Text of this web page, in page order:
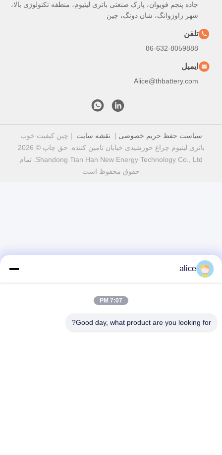
جاده پنجم فویوان، پارک صنعتی باتری لیتیوم، منطقه تکنولوژی بالا،
شهر زاوژوانگ، شان دونگ، چین
تلفن
86-632-8059888
ایمیل
Alice@thbattery.com
سیاست حفظ حریم خصوصی | نقشه سایت | چین کیفیت خوب
باتری لیتیوم چراغ خورشیدی خیابان تامین کننده. حق چاپ © 2026
Shandong Tian Han New Energy Technology Co., Ltd. تمام
حقوق محفوظ است
alice
7:07 PM
Good day, what product are you looking for?